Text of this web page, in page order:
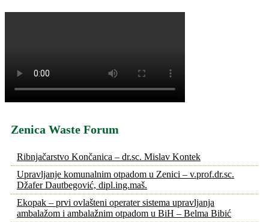
Zenica Waste Forum
Ribnjačarstvo Končanica – dr.sc. Mislav Kontek
Upravljanje komunalnim otpadom u Zenici – v.prof.dr.sc.
Džafer Dautbegović, dipl.ing.maš.
Ekopak – prvi ovlašteni operater sistema upravljanja
ambalažom i ambalažnim otpadom u BiH – Belma Bibić